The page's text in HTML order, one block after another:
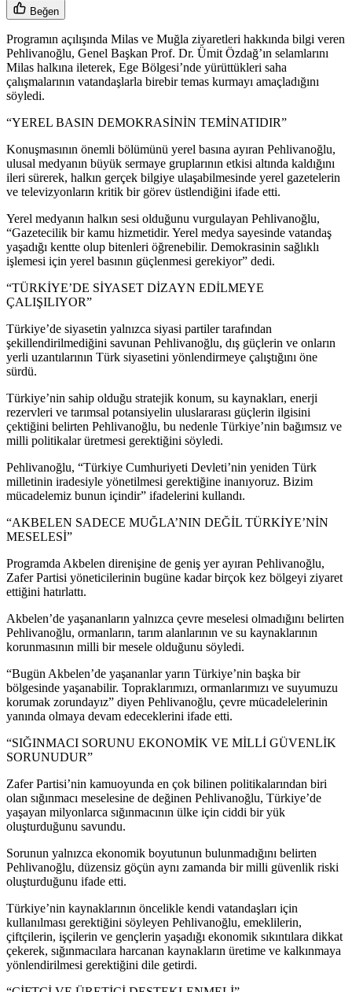
Beğen
Programın açılışında Milas ve Muğla ziyaretleri hakkında bilgi veren
Pehlivanoğlu, Genel Başkan Prof. Dr. Ümit Özdağ’ın selamlarını
Milas halkına ileterek, Ege Bölgesi’nde yürüttükleri saha
çalışmalarının vatandaşlarla birebir temas kurmayı amaçladığını
söyledi.
“YEREL BASIN DEMOKRASİNİN TEMİNATIDIR”
Konuşmasının önemli bölümünü yerel basına ayıran Pehlivanoğlu,
ulusal medyanın büyük sermaye gruplarının etkisi altında kaldığını
ileri sürerek, halkın gerçek bilgiye ulaşabilmesinde yerel gazetelerin
ve televizyonların kritik bir görev üstlendiğini ifade etti.
Yerel medyanın halkın sesi olduğunu vurgulayan Pehlivanoğlu,
“Gazetecilik bir kamu hizmetidir. Yerel medya sayesinde vatandaş
yaşadığı kentte olup bitenleri öğrenebilir. Demokrasinin sağlıklı
işlemesi için yerel basının güçlenmesi gerekiyor” dedi.
“TÜRKİYE’DE SİYASET DİZAYN EDİLMEYE
ÇALIŞILIYOR”
Türkiye’de siyasetin yalnızca siyasi partiler tarafından
şekillendirilmediğini savunan Pehlivanoğlu, dış güçlerin ve onların
yerli uzantılarının Türk siyasetini yönlendirmeye çalıştığını öne
sürdü.
Türkiye’nin sahip olduğu stratejik konum, su kaynakları, enerji
rezervleri ve tarımsal potansiyelin uluslararası güçlerin ilgisini
çektiğini belirten Pehlivanoğlu, bu nedenle Türkiye’nin bağımsız ve
milli politikalar üretmesi gerektiğini söyledi.
Pehlivanoğlu, “Türkiye Cumhuriyeti Devleti’nin yeniden Türk
milletinin iradesiyle yönetilmesi gerektiğine inanıyoruz. Bizim
mücadelemiz bunun içindir” ifadelerini kullandı.
“AKBELEN SADECE MUĞLA’NIN DEĞİL TÜRKİYE’NİN
MESELESİ”
Programda Akbelen direnişine de geniş yer ayıran Pehlivanoğlu,
Zafer Partisi yöneticilerinin bugüne kadar birçok kez bölgeyi ziyaret
ettiğini hatırlattı.
Akbelen’de yaşananların yalnızca çevre meselesi olmadığını belirten
Pehlivanoğlu, ormanların, tarım alanlarının ve su kaynaklarının
korunmasının milli bir mesele olduğunu söyledi.
“Bugün Akbelen’de yaşananlar yarın Türkiye’nin başka bir
bölgesinde yaşanabilir. Topraklarımızı, ormanlarımızı ve suyumuzu
korumak zorundayız” diyen Pehlivanoğlu, çevre mücadelelerinin
yanında olmaya devam edeceklerini ifade etti.
“SIĞINMACI SORUNU EKONOMİK VE MİLLİ GÜVENLİK
SORUNUDUR”
Zafer Partisi’nin kamuoyunda en çok bilinen politikalarından biri
olan sığınmacı meselesine de değinen Pehlivanoğlu, Türkiye’de
yaşayan milyonlarca sığınmacının ülke için ciddi bir yük
oluşturduğunu savundu.
Sorunun yalnızca ekonomik boyutunun bulunmadığını belirten
Pehlivanoğlu, düzensiz göçün aynı zamanda bir milli güvenlik riski
oluşturduğunu ifade etti.
Türkiye’nin kaynaklarının öncelikle kendi vatandaşları için
kullanılması gerektiğini söyleyen Pehlivanoğlu, emeklilerin,
çiftçilerin, işçilerin ve gençlerin yaşadığı ekonomik sıkıntılara dikkat
çekerek, sığınmacılara harcanan kaynakların üretime ve kalkınmaya
yönlendirilmesi gerektiğini dile getirdi.